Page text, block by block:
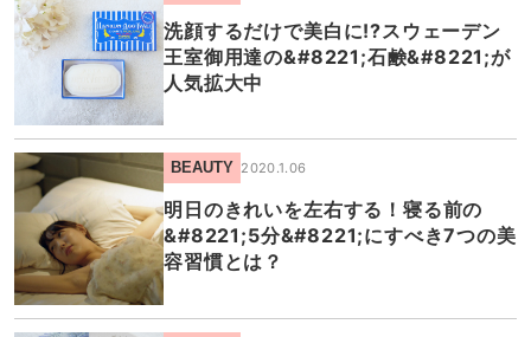
洗顔するだけで美白に!?スウェーデン
王室御用達の&#8221;石鹸&#8221;が
人気拡大中
BEAUTY 2020.1.06
明日のきれいを左右する！寝る前の
&#8221;5分&#8221;にすべき7つの美
容習慣とは？